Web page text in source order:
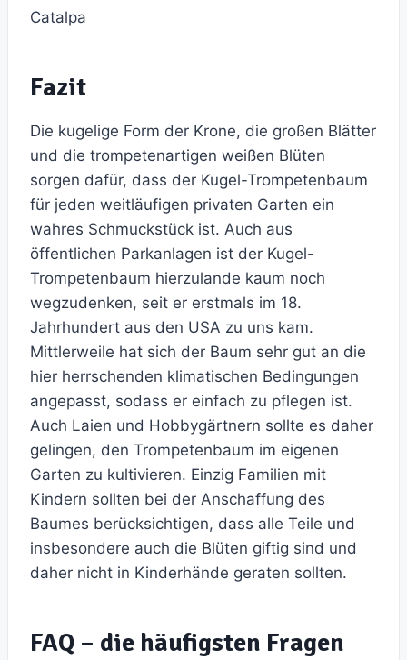
Catalpa
Fazit
Die kugelige Form der Krone, die großen Blätter
und die trompetenartigen weißen Blüten
sorgen dafür, dass der Kugel-Trompetenbaum
für jeden weitläufigen privaten Garten ein
wahres Schmuckstück ist. Auch aus
öffentlichen Parkanlagen ist der Kugel-
Trompetenbaum hierzulande kaum noch
wegzudenken, seit er erstmals im 18.
Jahrhundert aus den USA zu uns kam.
Mittlerweile hat sich der Baum sehr gut an die
hier herrschenden klimatischen Bedingungen
angepasst, sodass er einfach zu pflegen ist.
Auch Laien und Hobbygärtnern sollte es daher
gelingen, den Trompetenbaum im eigenen
Garten zu kultivieren. Einzig Familien mit
Kindern sollten bei der Anschaffung des
Baumes berücksichtigen, dass alle Teile und
insbesondere auch die Blüten giftig sind und
daher nicht in Kinderhände geraten sollten.
FAQ – die häufigsten Fragen